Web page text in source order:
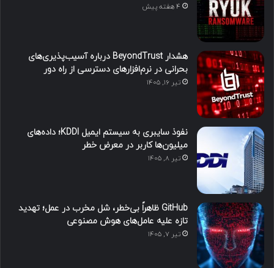
4 هفته پیش
هشدار BeyondTrust درباره آسیب‌پذیری‌های
بحرانی در نرم‌افزارهای دسترسی از راه دور
تیر ۱۶, ۱۴۰۵
نفوذ سایبری به سیستم ایمیل KDDI؛ داده‌های
میلیون‌ها کاربر در معرض خطر
تیر ۸, ۱۴۰۵
GitHub ظاهراً بی‌خطر، شل مخرب در عمل؛ تهدید
تازه علیه عامل‌های هوش مصنوعی
تیر ۷, ۱۴۰۵